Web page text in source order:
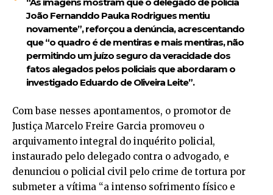
João Fernanddo Pauka Rodrigues mentiu
novamente”, reforçou a denúncia, acrescentando
que “o quadro é de mentiras e mais mentiras, não
permitindo um juízo seguro da veracidade dos
fatos alegados pelos policiais que abordaram o
investigado Eduardo de Oliveira Leite”.
Com base nesses apontamentos, o promotor de
Justiça Marcelo Freire Garcia promoveu o
arquivamento integral do inquérito policial,
instaurado pelo delegado contra o advogado, e
denunciou o policial civil pelo crime de tortura por
submeter a vítima “a intenso sofrimento físico e